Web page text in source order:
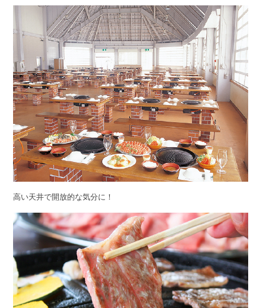
高い天井で開放的な気分に！